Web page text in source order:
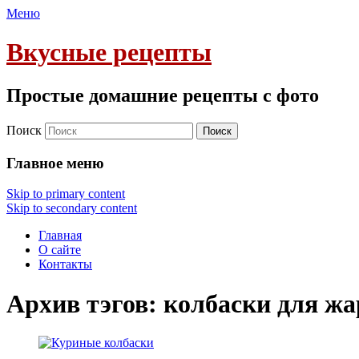
Меню
Вкусные рецепты
Простые домашние рецепты с фото
Поиск
Главное меню
Skip to primary content
Skip to secondary content
Главная
О сайте
Контакты
Архив тэгов: колбаски для